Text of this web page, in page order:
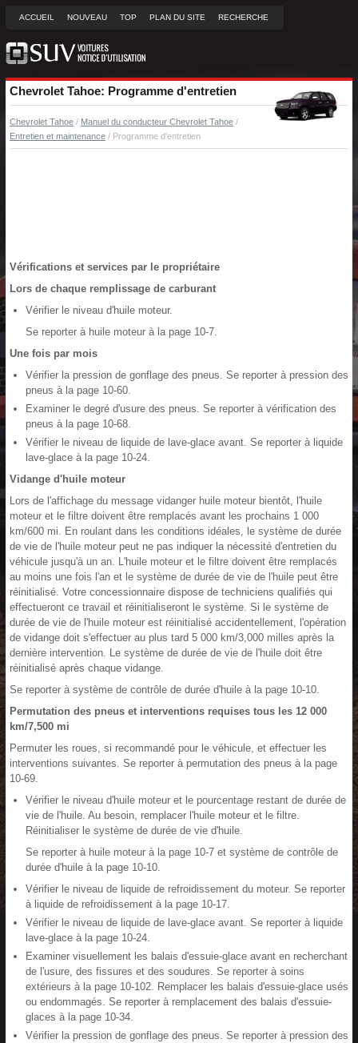
ACCUEIL NOUVEAU TOP PLAN DU SITE RECHERCHE
Chevrolet Tahoe: Programme d'entretien
Chevrolet Tahoe / Manuel du conducteur Chevrolet Tahoe /
Entretien et maintenance / Programme d'entretien
Vérifications et services par le propriétaire
Lors de chaque remplissage de carburant
Vérifier le niveau d'huile moteur.
Se reporter à huile moteur à la page 10-7.
Une fois par mois
Vérifier la pression de gonflage des pneus. Se reporter à pression des
pneus à la page 10-60.
Examiner le degré d'usure des pneus. Se reporter à vérification des
pneus à la page 10-68.
Vérifier le niveau de liquide de lave-glace avant. Se reporter à liquide
lave-glace à la page 10-24.
Vidange d'huile moteur
Lors de l'affichage du message vidanger huile moteur bientôt, l'huile
moteur et le filtre doivent être remplacés avant les prochains 1 000
km/600 mi. En roulant dans les conditions idéales, le système de durée
de vie de l'huile moteur peut ne pas indiquer la nécessité d'entretien du
véhicule jusqu'à un an. L'huile moteur et le filtre doivent être remplacés
au moins une fois l'an et le système de durée de vie de l'huile peut être
réinitialisé. Votre concessionnaire dispose de techniciens qualifiés qui
effectueront ce travail et réinitialiseront le système. Si le système de
durée de vie de l'huile moteur est réinitialisé accidentellement, l'opération
de vidange doit s'effectuer au plus tard 5 000 km/3,000 milles après la
dernière intervention. Le système de durée de vie de l'huile doit être
réinitialisé après chaque vidange.
Se reporter à système de contrôle de durée d'huile à la page 10-10.
Permutation des pneus et interventions requises tous les 12 000
km/7,500 mi
Permuter les roues, si recommandé pour le véhicule, et effectuer les
interventions suivantes. Se reporter à permutation des pneus à la page
10-69.
Vérifier le niveau d'huile moteur et le pourcentage restant de durée de
vie de l'huile. Au besoin, remplacer l'huile moteur et le filtre.
Réinitialiser le système de durée de vie d'huile.
Se reporter à huile moteur à la page 10-7 et système de contrôle de
durée d'huile à la page 10-10.
Vérifier le niveau de liquide de refroidissement du moteur. Se reporter
à liquide de refroidissement à la page 10-17.
Vérifier le niveau de liquide de lave-glace avant. Se reporter à liquide
lave-glace à la page 10-24.
Examiner visuellement les balais d'essuie-glace avant en recherchant
de l'usure, des fissures et des soudures. Se reporter à soins
extérieurs à la page 10-102. Remplacer les balais d'essuie-glace usés
ou endommagés. Se reporter à remplacement des balais d'essuie-
glaces à la page 10-34.
Vérifier la pression de gonflage des pneus. Se reporter à pression des